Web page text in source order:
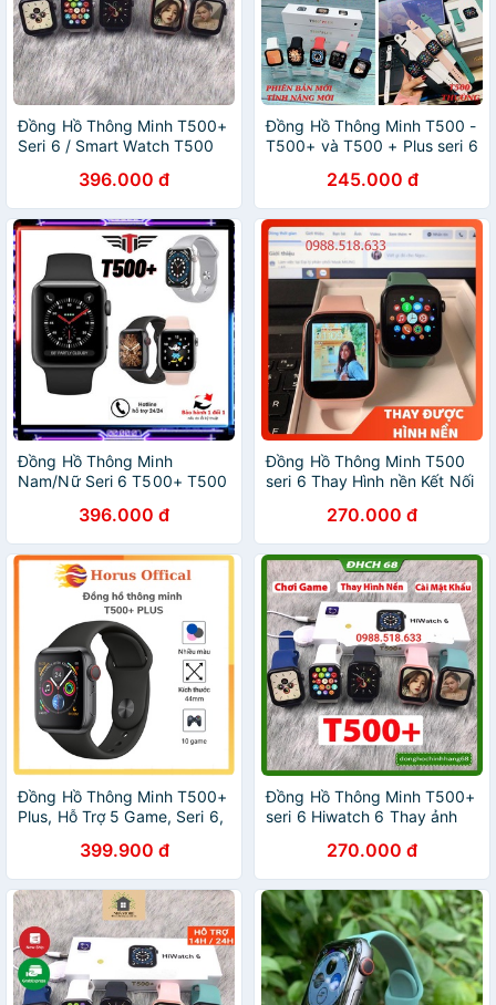
Đồng Hồ Thông Minh T500+
Seri 6 / Smart Watch T500
Nền / Nghe Gọi / Size
42/44mm Cực Chất
396.000 đ
Đồng Hồ Thông Minh T500 -
T500+ và T500 + Plus seri 6
nối bluetooth 5.0 44mm Màn
hình1.75 inch
245.000 đ
Đồng Hồ Thông Minh
Nam/Nữ Seri 6 T500+ T500
Hình Nền- Màn Hình Tràn
Viền Bảo Hành 6 Tháng
396.000 đ
Đồng Hồ Thông Minh T500
seri 6 Thay Hình nền Kết Nối
270.000 đ
Đồng Hồ Thông Minh T500+
Plus, Hỗ Trợ 5 Game, Seri 6,
Hành 6 Tháng399.900 đ
Đồng Hồ Thông Minh T500+
seri 6 Hiwatch 6 Thay ảnh
bluetooth 5.0 44mm
270.000 đ